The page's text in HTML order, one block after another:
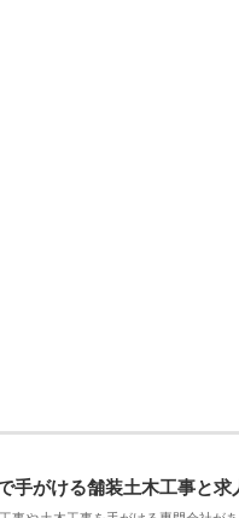
手がける舗装土木工事と求